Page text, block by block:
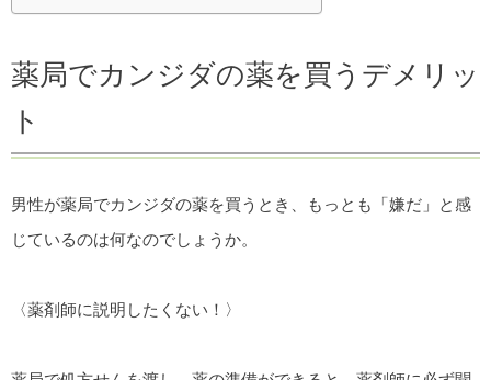
薬局でカンジダの薬を買うデメリッ
ト
男性が薬局でカンジダの薬を買うとき、もっとも「嫌だ」と感
じているのは何なのでしょうか。
〈薬剤師に説明したくない！〉